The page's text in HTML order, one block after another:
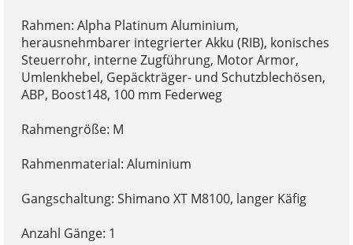
Rahmen: Alpha Platinum Aluminium,
herausnehmbarer integrierter Akku (RIB), konisches
Steuerrohr, interne Zugführung, Motor Armor,
Umlenkhebel, Gepäckträger- und Schutzblechösen,
ABP, Boost148, 100 mm Federweg
Rahmengröße: M
Rahmenmaterial: Aluminium
Gangschaltung: Shimano XT M8100, langer Käfig
Anzahl Gänge: 1